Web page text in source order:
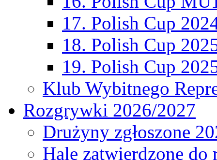
17. Polish Cup
18. Polish Cup
19. Polish Cup
Klub Wybitnego
Rozgrywki 2026/2027
Drużyny zgłoszone
Hale zatwierdzone